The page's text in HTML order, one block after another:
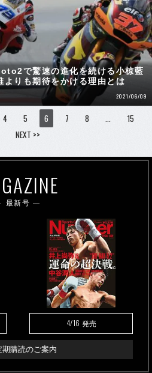
で驚速の進化を続ける小椋藍
りも期待をかける理由とは
2021/06/09
4 5 6 7 8
15
NEXT >>
最新号
4/16 発売
期購読のご案内